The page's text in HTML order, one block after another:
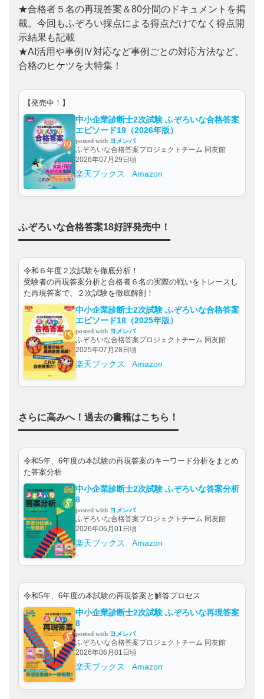
★合格者５名の再現答案＆80分間のドキュメントを掲
載。今回もふぞろい採点による得点だけでなく得点開
示結果も記載
★AI活用や事例Ⅳ対応など事例ごとの対応方法など、
合格のヒケツを大特集！
【発売中！】
中小企業診断士2次試験 ふぞろいな合格答案
エピソード19（2026年版）
posted with ヨメレバ
ふぞろいな合格答案プロジェクトチーム 同友館
2026年07月29日頃
楽天ブックス Amazon
ふぞろいな合格答案18好評発売中！
令和６年度２次試験を徹底分析！
受験者の再現答案分析と合格者６名の実際の戦いをトレースし
た再現答案で、２次試験を徹底解剖！
中小企業診断士2次試験 ふぞろいな合格答案
エピソード18（2025年版）
posted with ヨメレバ
ふぞろいな合格答案プロジェクトチーム 同友館
2025年07月28日頃
楽天ブックス Amazon
さらに高みへ！過去の書籍はこちら！
令和5年、6年度の本試験の再現答案のキーワード分析をまとめ
た答案分析
中小企業診断士2次試験 ふぞろいな答案分析
8
posted with ヨメレバ
ふぞろいな合格答案プロジェクトチーム 同友館
2026年06月01日頃
楽天ブックス Amazon
令和5年、6年度の本試験の再現答案と解答プロセス
中小企業診断士2次試験 ふぞろいな再現答案
8
posted with ヨメレバ
ふぞろいな合格答案プロジェクトチーム 同友館
2026年06月01日頃
楽天ブックス Amazon